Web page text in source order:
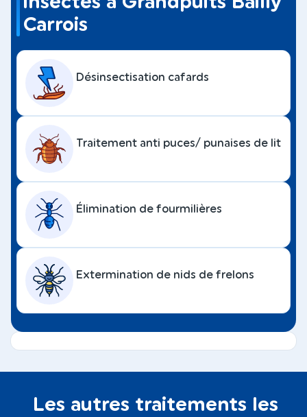
Carrois
Désinsectisation cafards
Traitement anti puces/ punaises de lit
Élimination de fourmilières
Extermination de nids de frelons
Les autres traitements les